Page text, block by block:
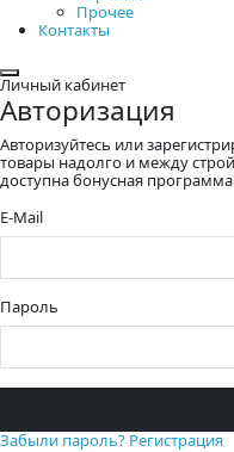
Прочее
Контакты
Закрыть
Личный кабинет
Авторизация
Авторизуйтесь или
товары надолго и между
доступна бонусная программа
E-Mail
Пароль
Забыли пароль? Регистрация